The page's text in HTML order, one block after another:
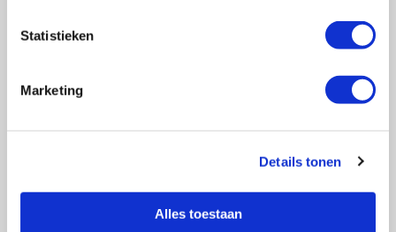
Statistieken
Marketing
Details tonen
Alles toestaan
Ziektebeelden
EGPA
RCA